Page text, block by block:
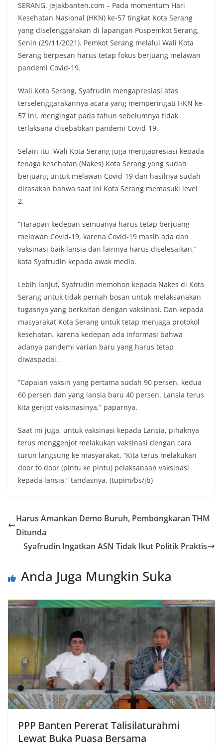
SERANG, jejakbanten.com – Pada momentum Hari
Kesehatan Nasional (HKN) ke-57 tingkat Kota Serang
yang diselenggarakan di lapangan Puspemkot Serang,
Senin (29/11/2021). Pemkot Serang melalui Wali Kota
Serang berpesan harus tetap fokus berjuang melawan
pandemi Covid-19.
Wali Kota Serang, Syafrudin mengapresiasi atas
terselenggarakannya acara yang memperingati HKN ke-
57 ini, mengingat pada tahun sebelumnya tidak
terlaksana disebabkan pandemi Covid-19.
Selain itu, Wali Kota Serang juga mengapresiasi kepada
tenaga kesehatan (Nakes) Kota Serang yang sudah
berjuang untuk melawan Covid-19 dan hasilnya sudah
dirasakan bahwa saat ini Kota Serang memasuki level
2.
“Harapan kedepan semuanya harus tetap berjuang
melawan Covid-19, karena Covid-19 masih ada dan
vaksinasi baik lansia dan lainnya harus diselesaikan,”
kata Syafrudin kepada awak media.
Lebih lanjut, Syafrudin memohon kepada Nakes di Kota
Serang untuk tidak pernah bosan untuk melaksanakan
tugasnya yang berkaitan dengan vaksinasi. Dan kepada
masyarakat Kota Serang untuk tetap menjaga protokol
kesehatan, karena kedepan ada informasi bahwa
adanya pandemi varian baru yang harus tetap
diwaspadai.
“Capaian vaksin yang pertama sudah 90 persen, kedua
60 persen dan yang lansia baru 40 persen. Lansia terus
kita genjot vaksinasinya,” paparnya.
Saat ini juga, untuk vaksinasi kepada Lansia, pihaknya
terus menggenjot melakukan vaksinasi dengan cara
turun langsung ke masyarakat. “Kita terus melakukan
door to door (pintu ke pintu) pelaksanaan vaksinasi
kepada lansia,” tandasnya. (tupim/bs/jb)
Harus Amankan Demo Buruh, Pembongkaran THM
Ditunda
Syafrudin Ingatkan ASN Tidak Ikut Politik Praktis
Anda Juga Mungkin Suka
PPP Banten Pererat Talisilaturahmi
Lewat Buka Puasa Bersama